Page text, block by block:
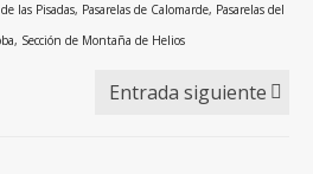
las Pisadas, Pasarelas de Calomarde, Pasarelas del
, Sección de Montaña de Helios
Entrada siguiente